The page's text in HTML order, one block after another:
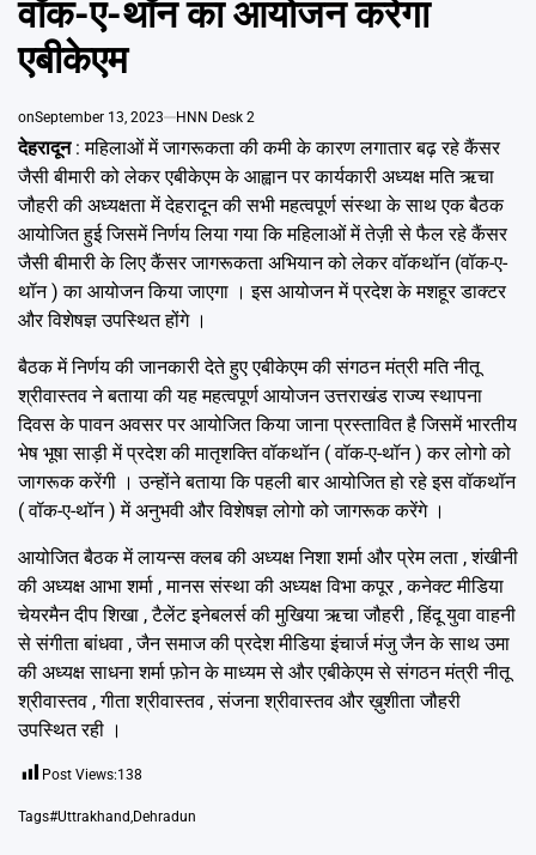
वॉक-ए-थॉन का आयोजन करेगा
एबीकेएम
onSeptember 13, 2023 HNN Desk 2
देहरादून: महिलाओं में जागरूकता की कमी के कारण लगातार बढ़ रहे कैंसर
जैसी बीमारी को लेकर एबीकेएम के आह्वान पर कार्यकारी अध्यक्ष मति ऋचा
जौहरी की अध्यक्षता में देहरादून की सभी महत्वपूर्ण संस्था के साथ एक बैठक
आयोजित हुई जिसमें निर्णय लिया गया कि महिलाओं में तेज़ी से फैल रहे कैंसर
जैसी बीमारी के लिए कैंसर जागरूकता अभियान को लेकर वॉकथॉन (वॉक-ए-
थॉन ) का आयोजन किया जाएगा । इस आयोजन में प्रदेश के मशहूर डाक्टर
और विशेषज्ञ उपस्थित होंगे ।
बैठक में निर्णय की जानकारी देते हुए एबीकेएम की संगठन मंत्री मति नीतू
श्रीवास्तव ने बताया की यह महत्वपूर्ण आयोजन उत्तराखंड राज्य स्थापना
दिवस के पावन अवसर पर आयोजित किया जाना प्रस्तावित है जिसमें भारतीय
भेष भूषा साड़ी में प्रदेश की मातृशक्ति वॉकथॉन ( वॉक-ए-थॉन ) कर लोगो को
जागरूक करेंगी । उन्होंने बताया कि पहली बार आयोजित हो रहे इस वॉकथॉन
( वॉक-ए-थॉन ) में अनुभवी और विशेषज्ञ लोगो को जागरूक करेंगे ।
आयोजित बैठक में लायन्स क्लब की अध्यक्ष निशा शर्मा और प्रेम लता , शंखीनी
की अध्यक्ष आभा शर्मा , मानस संस्था की अध्यक्ष विभा कपूर , कनेक्ट मीडिया
चेयरमैन दीप शिखा , टैलेंट इनेबलर्स की मुखिया ऋचा जौहरी , हिंदू युवा वाहनी
से संगीता बांधवा , जैन समाज की प्रदेश मीडिया इंचार्ज मंजु जैन के साथ उमा
की अध्यक्ष साधना शर्मा फ़ोन के माध्यम से और एबीकेएम से संगठन मंत्री नीतू
श्रीवास्तव , गीता श्रीवास्तव , संजना श्रीवास्तव और ख़ुशीता जौहरी
उपस्थित रही ।
Post Views:138
Tags#Uttrakhand,Dehradun